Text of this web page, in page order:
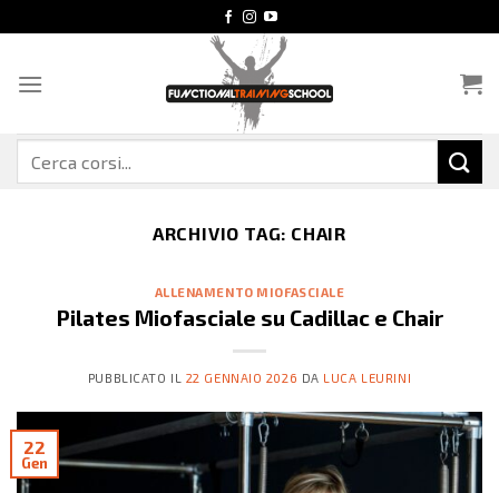
ai
ARCHIVIO TAG: CHAIR
ALLENAMENTO MIOFASCIALE
Pilates Miofasciale su Cadillac e Chair
PUBBLICATO IL 22 GENNAIO 2026 DA LUCA LEURINI
22
Gen